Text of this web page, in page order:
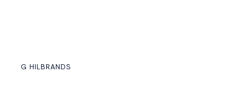
G HILBRANDS